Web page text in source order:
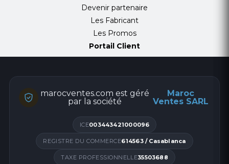
Devenir partenaire
Les Fabricant
Les Promos
Portail Client
marocventes.com est géré
par la société
Maroc
Ventes SARL
ICE003443421000096
REGISTRE DU COMMERCE614563 / Casablanca
TAXE PROFESSIONNELLE35503688